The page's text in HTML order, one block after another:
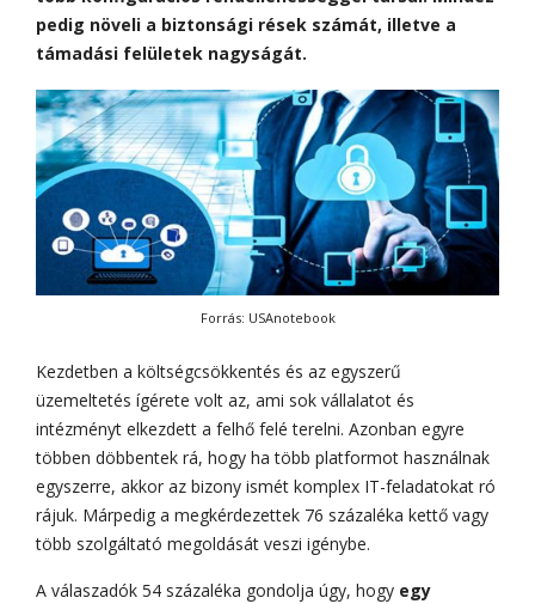
pedig növeli a biztonsági rések számát, illetve a
támadási felületek nagyságát.
Forrás: USAnotebook
Kezdetben a költségcsökkentés és az egyszerű
üzemeltetés ígérete volt az, ami sok vállalatot és
intézményt elkezdett a felhő felé terelni. Azonban egyre
többen döbbentek rá, hogy ha több platformot használnak
egyszerre, akkor az bizony ismét komplex IT-feladatokat ró
rájuk. Márpedig a megkérdezettek 76 százaléka kettő vagy
több szolgáltató megoldását veszi igénybe.
A válaszadók 54 százaléka gondolja úgy, hogy egy